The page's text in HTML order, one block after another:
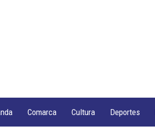
Comarca Cultura Deportes